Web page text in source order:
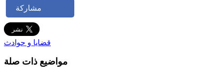
مشاركة
قضايا و حوادث
مواضيع ذات صلة